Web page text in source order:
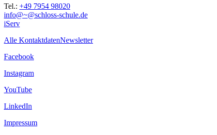
Tel.: +49 7954 98020
info@~@schloss-schule.de
iServ
Alle KontaktdatenNewsletter
Facebook
Instagram
YouTube
LinkedIn
Impressum